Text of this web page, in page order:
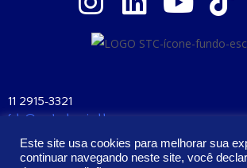
11 2915-3321
fale@santaclara.ind.br
CEP: 04225-000
Este site usa cookies para melhorar sua
continuar navegando neste site, você